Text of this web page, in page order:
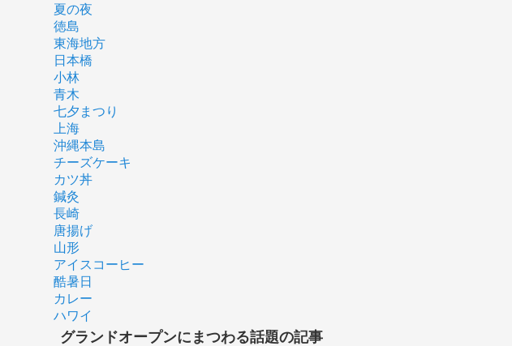
夏の夜
徳島
東海地方
日本橋
小林
青木
七夕まつり
上海
沖縄本島
チーズケーキ
カツ丼
鍼灸
長崎
唐揚げ
山形
アイスコーヒー
酷暑日
カレー
ハワイ
グランドオープンにまつわる話題の記事